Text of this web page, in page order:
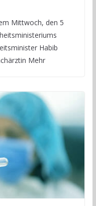
Mittwoch, den 5
Habib
Mehr